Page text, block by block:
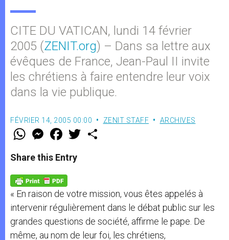
CITE DU VATICAN, lundi 14 février
2005 (ZENIT.org) – Dans sa lettre aux
évêques de France, Jean-Paul II invite
les chrétiens à faire entendre leur voix
dans la vie publique.
FÉVRIER 14, 2005 00:00 ZENIT STAFF ARCHIVES
W
t
s
p
p
M
e
s
e
g
e
r
F
a
e
b
o
k
w
Share this Entry
« En raison de votre mission, vous êtes appelés à
intervenir régulièrement dans le débat public sur les
grandes questions de société, affirme le pape. De
même, au nom de leur foi, les chrétiens,